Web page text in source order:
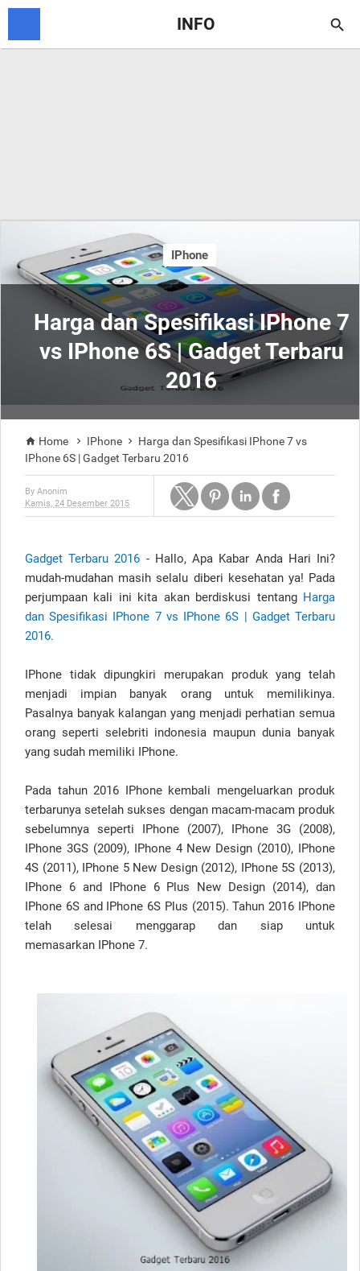
INFO 
Harga dan Spesifikasi IPhone 7
vs IPhone 6S | Gadget Terbaru
2016
IPhone
 Home  IPhone 
Harga dan Spesifikasi IPhone 7 vs
IPhone 6S | Gadget Terbaru 2016
By Anonim
Kamis, 24 Desember 2015
Gadget Terbaru 2016 - Hallo, Apa Kabar Anda Hari Ini?
mudah-mudahan masih selalu diberi kesehatan ya! Pada
perjumpaan kali ini kita akan berdiskusi tentang Harga
dan Spesifikasi IPhone 7 vs IPhone 6S | Gadget Terbaru
2016.
IPhone tidak dipungkiri merupakan produk yang telah
menjadi impian banyak orang untuk memilikinya.
Pasalnya banyak kalangan yang menjadi perhatian semua
orang seperti selebriti indonesia maupun dunia banyak
yang sudah memiliki IPhone.
Pada tahun 2016 IPhone kembali mengeluarkan produk
terbarunya setelah sukses dengan macam-macam produk
sebelumnya seperti IPhone (2007), IPhone 3G (2008),
IPhone 3GS (2009), IPhone 4 New Design (2010), IPhone
4S (2011), IPhone 5 New Design (2012), IPhone 5S (2013),
IPhone 6 and IPhone 6 Plus New Design (2014), dan
IPhone 6S and IPhone 6S Plus (2015). Tahun 2016 IPhone
telah selesai menggarap dan siap untuk
memasarkan IPhone 7.